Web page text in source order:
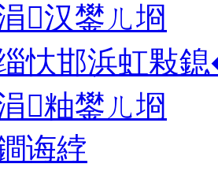
汉鐢ㄦ埛
忕邯浜虹敤
粙鐢ㄦ埛
诲綍